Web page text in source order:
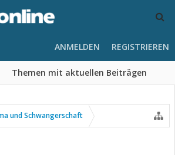
Themen mit aktuellen Beiträgen
ANMELDEN REGISTRIEREN
und Schwangerschaft